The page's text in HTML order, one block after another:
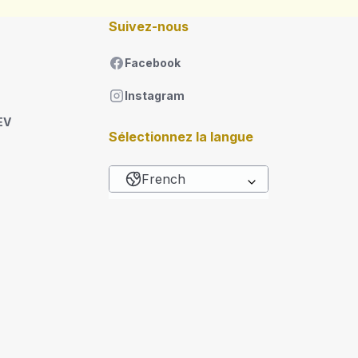
Suivez-nous
Facebook
Instagram
Sélectionnez la langue
French
Lister les actions